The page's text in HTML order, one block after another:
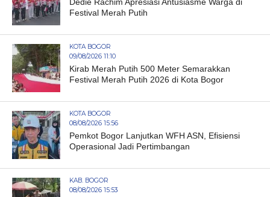
Dedie Rachim Apresiasi Antusiasme Warga di
Festival Merah Putih
KOTA BOGOR
09/08/2026 11:10
Kirab Merah Putih 500 Meter Semarakkan
Festival Merah Putih 2026 di Kota Bogor
KOTA BOGOR
08/08/2026 15:56
Pemkot Bogor Lanjutkan WFH ASN, Efisiensi
Operasional Jadi Pertimbangan
KAB. BOGOR
08/08/2026 15:53